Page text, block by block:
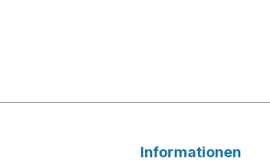
Informationen